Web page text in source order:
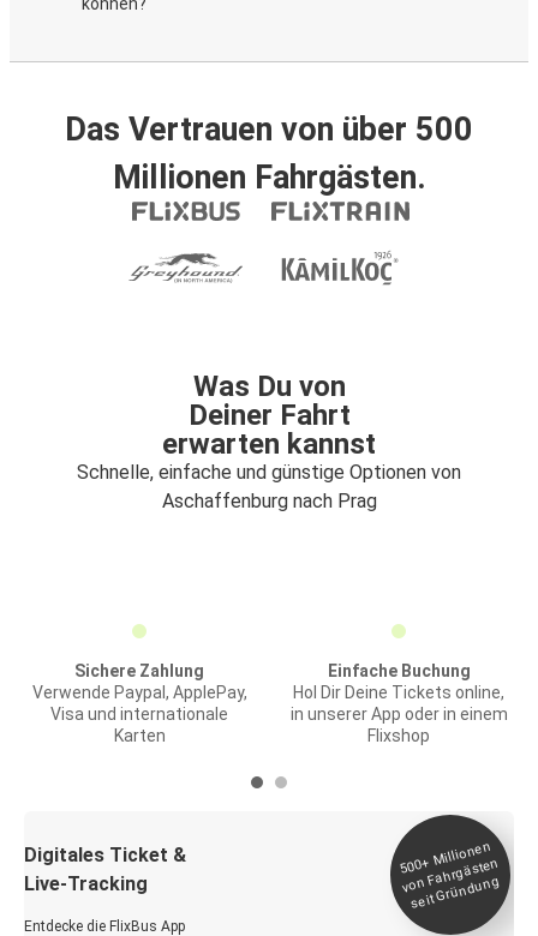
Das Vertrauen von über 500
Millionen Fahrgästen.
Was Du von
Deiner Fahrt
erwarten kannst
Schnelle, einfache und günstige Optionen von
Aschaffenburg nach Prag
Sichere Zahlung
Verwende Paypal, ApplePay,
Visa und internationale
Karten
Einfache Buchung
Hol Dir Deine Tickets online,
in unserer App oder in einem
Flixshop
Digitales Ticket &
Live-Tracking
Entdecke die FlixBus App
500+
Millionen
von Fahrgästen
seit
Gründung